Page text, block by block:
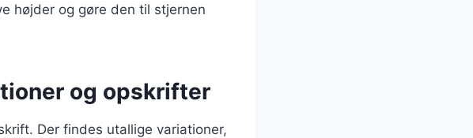
højder og gøre den til stjernen
og opskrifter
Der findes utallige variationer,